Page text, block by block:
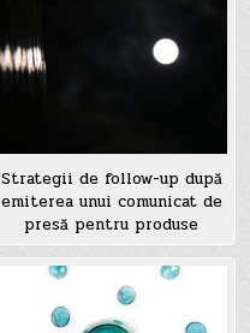
Strategii de follow-up după
emiterea unui comunicat de
presă pentru produse